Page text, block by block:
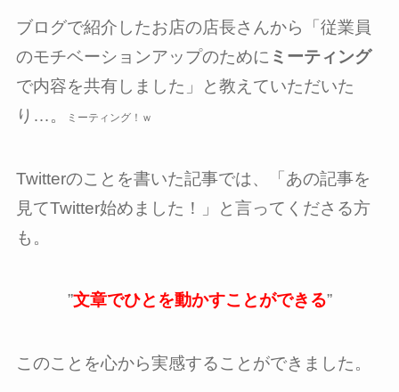
ブログで紹介したお店の店長さんから「従業員
のモチベーションアップのために ミーティング
で内容を共有しました」と教えていただいた
り…。
ミーティング！ｗ
Twitterのことを書いた記事では、「あの記事を
見てTwitter始めました！」と言ってくださる方
も。
”文章でひとを動かすことができる”
このことを心から実感することができました。